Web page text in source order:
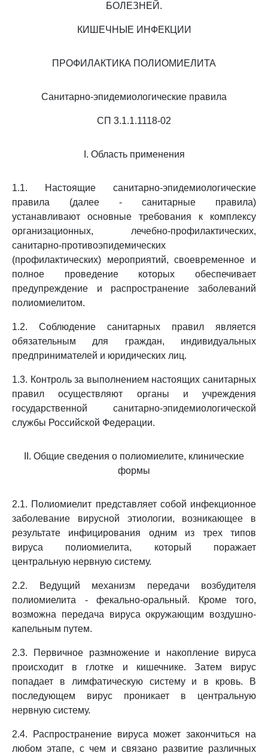
БОЛЕЗНЕЙ.
КИШЕЧНЫЕ ИНФЕКЦИИ
ПРОФИЛАКТИКА ПОЛИОМИЕЛИТА
Санитарно-эпидемиологические правила
СП 3.1.1.1118-02
I. Область применения
1.1. Настоящие санитарно-эпидемиологические
правила (далее - санитарные правила)
устанавливают основные требования к комплексу
организационных, лечебно-профилактических,
санитарно-противоэпидемических
(профилактических) мероприятий, своевременное и
полное проведение которых обеспечивает
предупреждение и распространение заболеваний
полиомиелитом.
1.2. Соблюдение санитарных правил является
обязательным для граждан, индивидуальных
предпринимателей и юридических лиц.
1.3. Контроль за выполнением настоящих санитарных
правил осуществляют органы и учреждения
государственной санитарно-эпидемиологической
службы Российской Федерации.
II. Общие сведения о полиомиелите, клинические
формы
2.1. Полиомиелит представляет собой инфекционное
заболевание вирусной этиологии, возникающее в
результате инфицирования одним из трех типов
вируса полиомиелита, который поражает
центральную нервную систему.
2.2. Ведущий механизм передачи возбудителя
полиомиелита - фекально-оральный. Кроме того,
возможна передача вируса окружающим воздушно-
капельным путем.
2.3. Первичное размножение и накопление вируса
происходит в глотке и кишечнике. Затем вирус
попадает в лимфатическую систему и в кровь. В
последующем вирус проникает в центральную
нервную систему.
2.4. Распространение вируса может закончиться на
любом этапе, с чем и связано развитие различных